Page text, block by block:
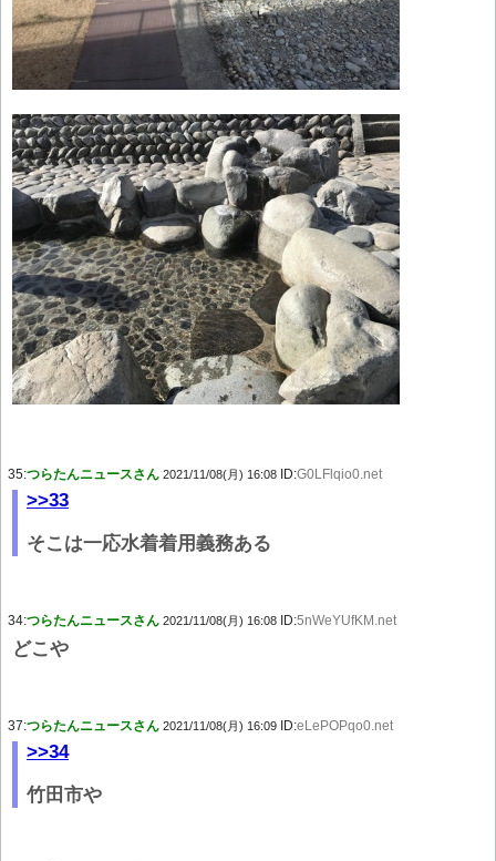
35:つらたんニュースさん 2021/11/08(月) 16:08 ID:G0LFlqio0.net
>>33
そこは一応水着着用義務ある
34:つらたんニュースさん 2021/11/08(月) 16:08 ID:5nWeYUfKM.net
どこや
37:つらたんニュースさん 2021/11/08(月) 16:09 ID:eLePOPqo0.net
>>34
竹田市や